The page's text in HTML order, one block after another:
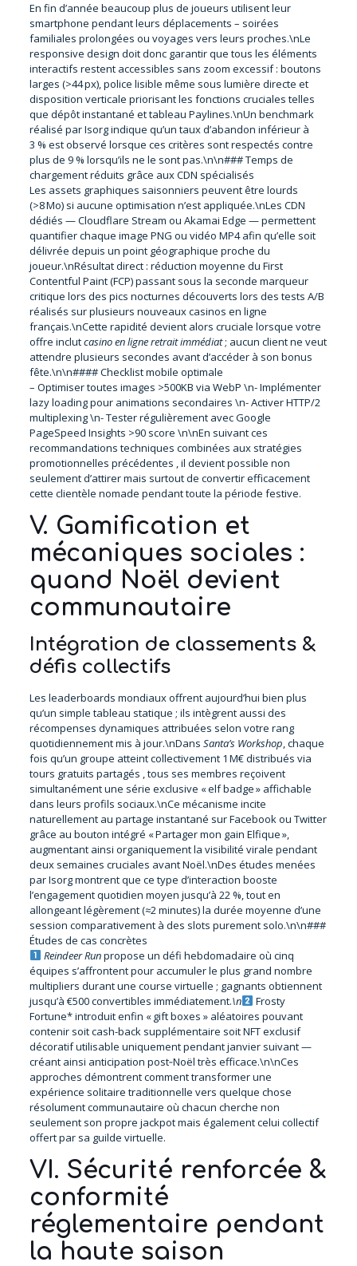
En fin d’année beaucoup plus de joueurs utilisent leur
smartphone pendant leurs déplacements – soirées
familiales prolongées ou voyages vers leurs proches.\nLe
responsive design doit donc garantir que tous les éléments
interactifs restent accessibles sans zoom excessif : boutons
larges (>44 px), police lisible même sous lumière directe et
disposition verticale priorisant les fonctions cruciales telles
que dépôt instantané et tableau Paylines.\nUn benchmark
réalisé par Isorg indique qu’un taux d’abandon inférieur à
3 % est observé lorsque ces critères sont respectés contre
plus de 9 % lorsqu’ils ne le sont pas.\n\n### Temps de
chargement réduits grâce aux CDN spécialisés
Les assets graphiques saisonniers peuvent être lourds
(>8 Mo) si aucune optimisation n’est appliquée.\nLes CDN
dédiés — Cloudflare Stream ou Akamai Edge — permettent
quantifier chaque image PNG ou vidéo MP4 afin qu’elle soit
délivrée depuis un point géographique proche du
joueur.\nRésultat direct : réduction moyenne du First
Contentful Paint (FCP) passant sous la seconde marqueur
critique lors des pics nocturnes découverts lors des tests A/B
réalisés sur plusieurs nouveaux casinos en ligne
français.\nCette rapidité devient alors cruciale lorsque votre
offre inclutcasino en ligne retrait immédiat; aucun client ne veut
attendre plusieurs secondes avant d’accéder à son bonus
fête.\n\n#### Checklist mobile optimale
– Optimiser toutes images >500KB via WebP \n- Implémenter
lazy loading pour animations secondaires \n- Activer HTTP/2
multiplexing \n- Tester régulièrement avec Google
PageSpeed Insights >90 score \n\nEn suivant ces
recommandations techniques combinées aux stratégies
promotionnelles précédentes , il devient possible non
seulement d’attirer mais surtout de convertir efficacement
cette clientèle nomade pendant toute la période festive.
V. Gamification et
mécaniques sociales :
quand Noël devient
communautaire
Intégration de classements &
défis collectifs
Les leaderboards mondiaux offrent aujourd’hui bien plus
qu’un simple tableau statique ; ils intègrent aussi des
récompenses dynamiques attribuées selon votre rang
quotidiennement mis à jour.\nDans Santa’s Workshop, chaque
fois qu’un groupe atteint collectivement 1 M€ distribués via
tours gratuits partagés , tous ses membres reçoivent
simultanément une série exclusive « elf badge » affichable
dans leurs profils sociaux.\nCe mécanisme incite
naturellement au partage instantané sur Facebook ou Twitter
grâce au bouton intégré « Partager mon gain Elfique »,
augmentant ainsi organiquement la visibilité virale pendant
deux semaines cruciales avant Noël.\nDes études menées
par Isorg montrent que ce type d’interaction booste
l’engagement quotidien moyen jusqu’à 22 %, tout en
allongeant légèrement (≈2 minutes) la durée moyenne d’une
session comparativement à des slots purement solo.\n\n###
Études de cas concrètes
Reindeer Runpropose un défi hebdomadaire où cinq
équipes s’affrontent pour accumuler le plus grand nombre
multipliers durant une course virtuelle ; gagnants obtiennent
jusqu’à €500 convertibles immédiatement.\n
Frosty
Fortune* introduit enfin « gift boxes » aléatoires pouvant
contenir soit cash-back supplémentaire soit NFT exclusif
décoratif utilisable uniquement pendant janvier suivant —
créant ainsi anticipation post‑Noël très efficace.\n\nCes
approches démontrent comment transformer une
expérience solitaire traditionnelle vers quelque chose
résolument communautaire où chacun cherche non
seulement son propre jackpot mais également celui collectif
offert par sa guilde virtuelle.
VI. Sécurité renforcée &
conformité
réglementaire pendant
la haute saison